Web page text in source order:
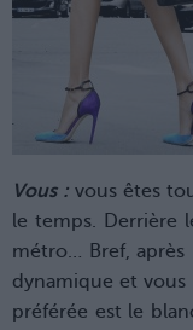
Vous :vous êtes
le temps. Derrière
métro… Bref, après
dynamique et
préférée est le